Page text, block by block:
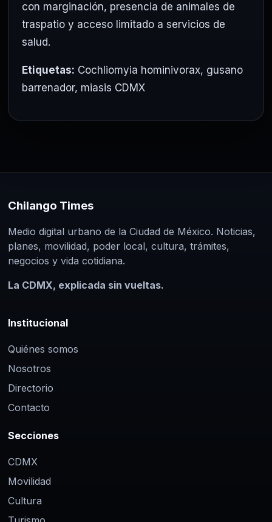
con marginación, presencia de animales de
traspatio y acceso limitado a servicios de
salud.
Etiquetas: Cochliomyia hominivorax, gusano
barrenador, miasis CDMX
Chilango Times
Medio digital urbano de la Ciudad de México. Noticias,
planes, movilidad, poder local, cultura, trámites,
negocios y vida cotidiana.
La CDMX, explicada sin vueltas.
Institucional
Quiénes somos
Nosotros
Directorio
Contacto
Secciones
CDMX
Movilidad
Cultura